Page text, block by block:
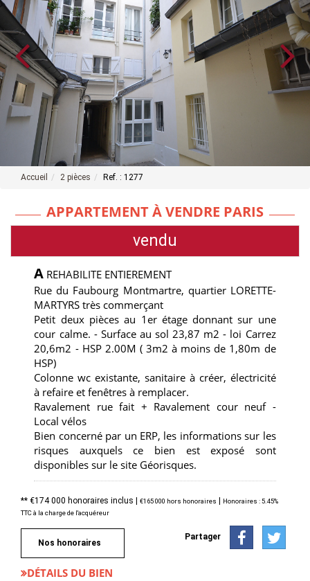
Accueil 2 pièces Ref. : 1277
APPARTEMENT À VENDRE PARIS
vendu
A REHABILITE ENTIEREMENT
Rue du Faubourg Montmartre, quartier LORETTE-
MARTYRS très commerçant
Petit deux pièces au 1er étage donnant sur une
cour calme. - Surface au sol 23,87 m2 - loi Carrez
20,6m2 - HSP 2.00M ( 3m2 à moins de 1,80m de
HSP)
Colonne wc existante, sanitaire à créer, électricité
à refaire et fenêtres à remplacer.
Ravalement rue fait + Ravalement cour neuf -
Local vélos
Bien concerné par un ERP, les informations sur les
risques auxquels ce bien est exposé sont
disponibles sur le site Géorisques.
** €174 000 honoraires inclus €165 000 hors honoraires
Honoraires : 5.45%
TTC à la charge de l'acquéreur
Nos honoraires
Partager
DÉTAILS DU BIEN